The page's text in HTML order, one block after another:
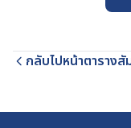
กลับไปหน้าตารางสั